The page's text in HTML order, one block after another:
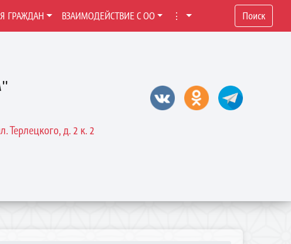
Терлецкого, д. 2 к. 2
ГРАЖДАН ВЗАИМОДЕЙСТВИЕ С ОО ⋮ Поиск